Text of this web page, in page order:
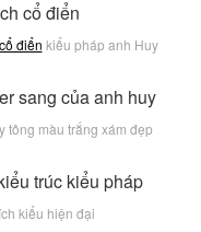
điển kiểu pháp anh Huy
tông màu trắng xám đẹp
kiểu hiện đại